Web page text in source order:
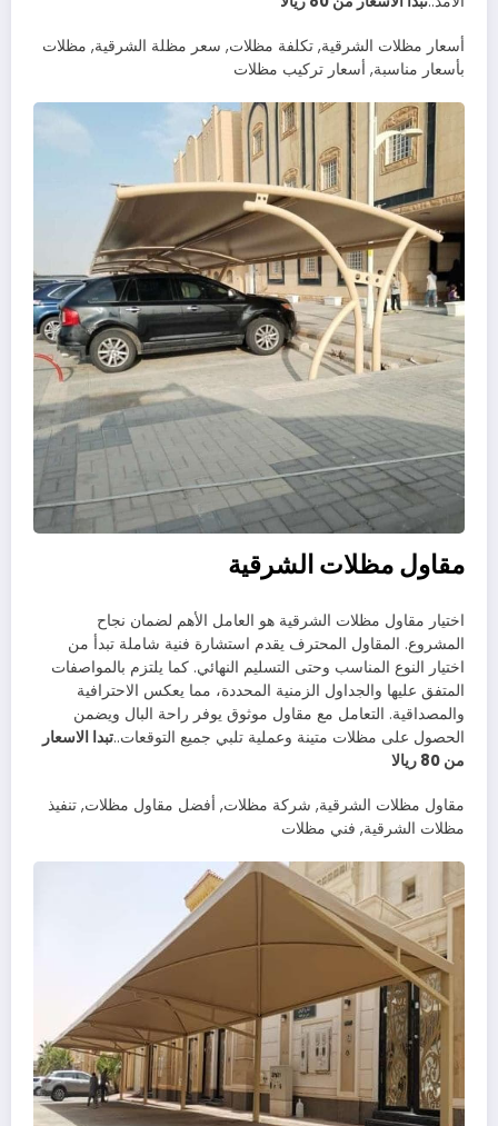
أسعار مظلات الشرقية, تكلفة مظلات, سعر مظلة الشرقية, مظلات
بأسعار مناسبة, أسعار تركيب مظلات
مقاول مظلات الشرقية
اختيار مقاول مظلات الشرقية هو العامل الأهم لضمان نجاح
المشروع. المقاول المحترف يقدم استشارة فنية شاملة تبدأ من
اختيار النوع المناسب وحتى التسليم النهائي. كما يلتزم بالمواصفات
المتفق عليها والجداول الزمنية المحددة، مما يعكس الاحترافية
والمصداقية. التعامل مع مقاول موثوق يوفر راحة البال ويضمن
الحصول على مظلات متينة وعملية تلبي جميع التوقعات..تبدا الاسعار
من 80 ريالا
مقاول مظلات الشرقية, شركة مظلات, أفضل مقاول مظلات, تنفيذ
مظلات الشرقية, فني مظلات